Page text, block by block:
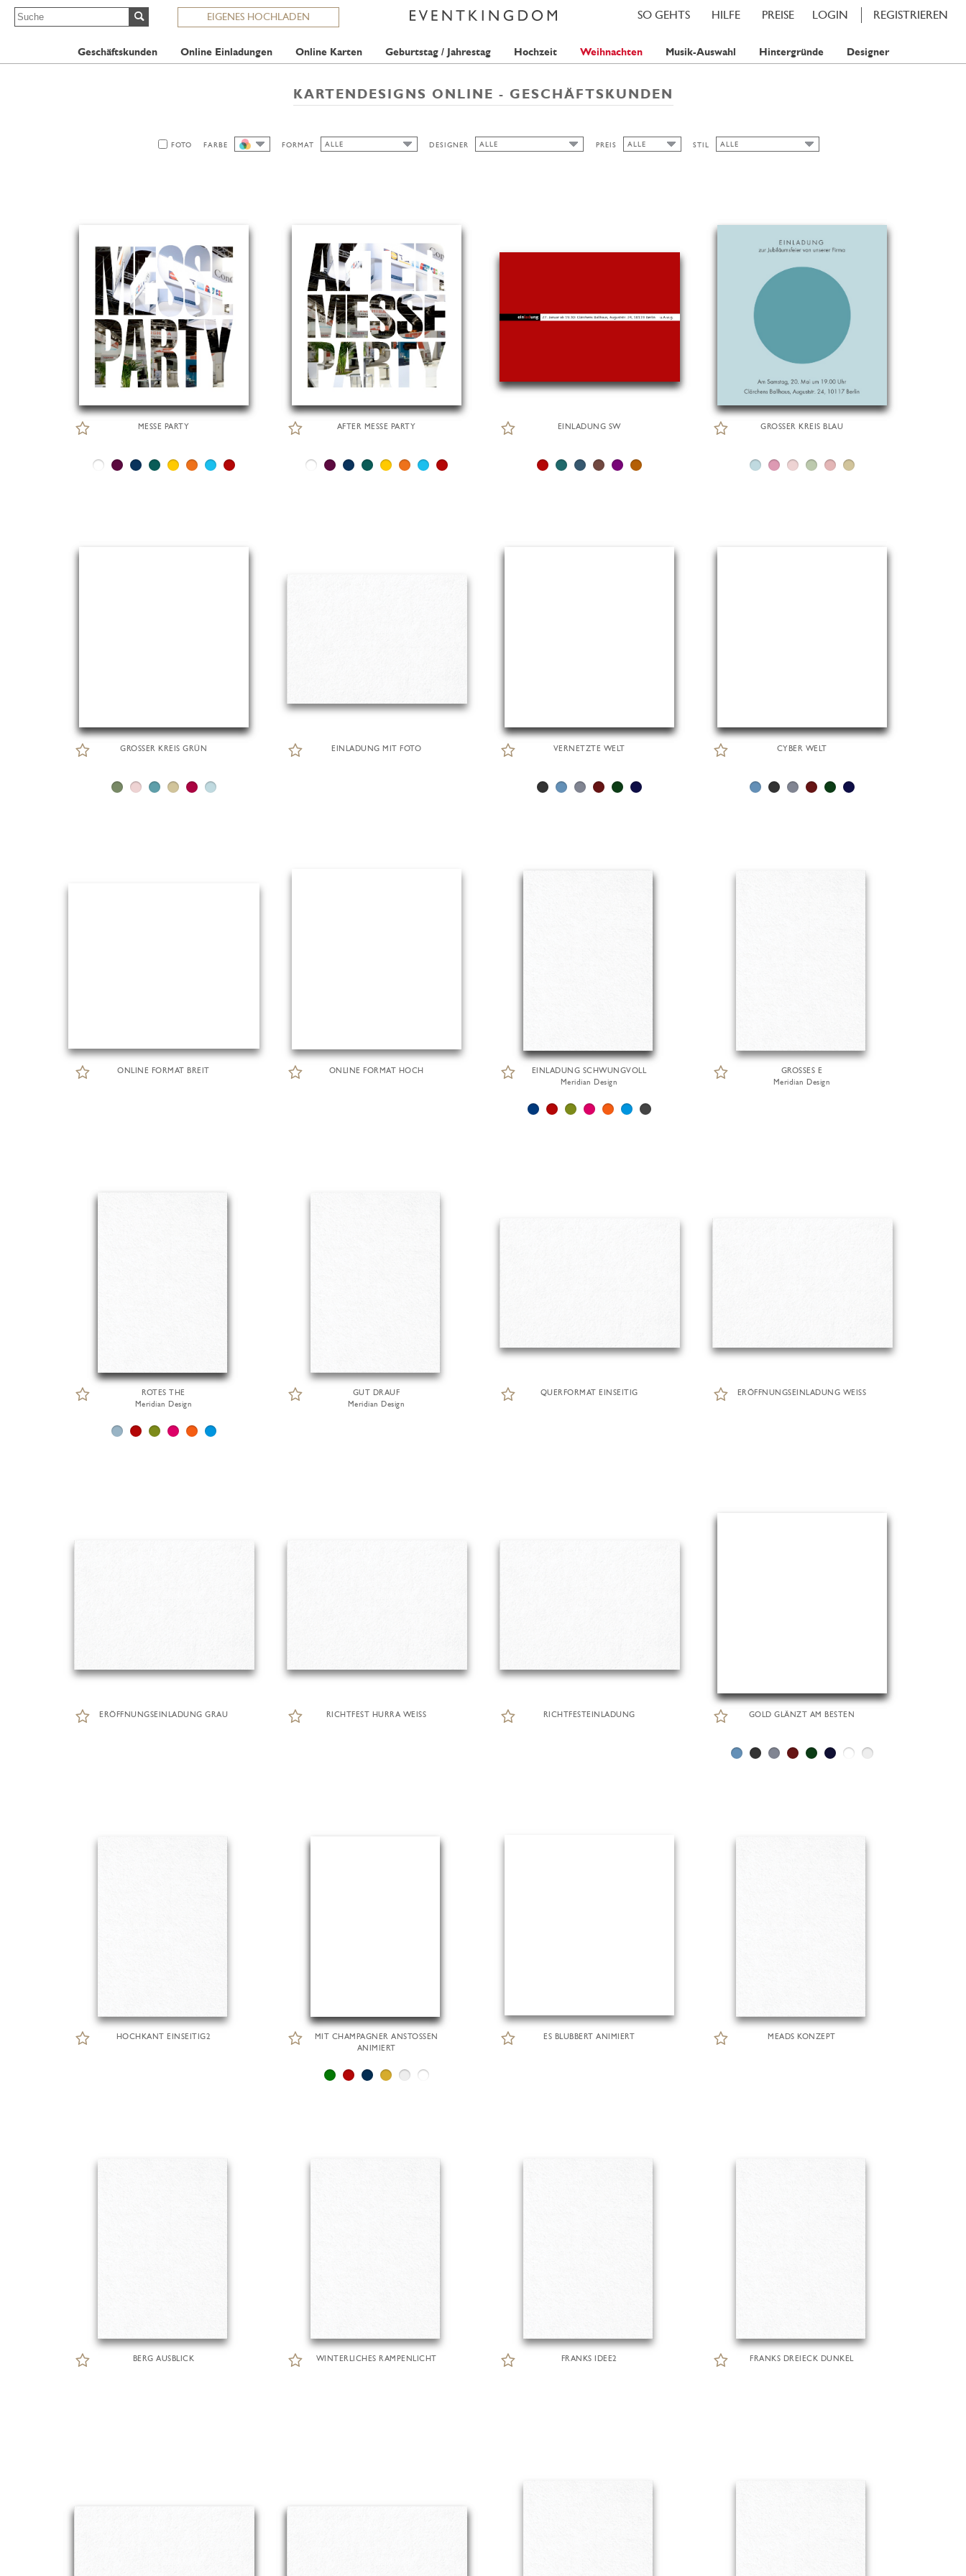
EIGENES HOCHLADEN LOGIN REGISTRIEREN
PREISE
HILFE
SO GEHTS
Geschäftskunden Online Einladungen Online Karten Geburtstag / Jahrestag Hochzeit Weihnachten Musik-Auswahl Hintergründe Designer
KARTENDESIGNS ONLINE - GESCHÄFTSKUNDEN
FOTO
FARBE
FORMAT
QUER
HOCH/SCHMAL
QUADRAT
ALLE
DESIGNER
FREDERICK STRASCHE
ALLE
PREIS
ALLE
STIL
ALLE
MESSE PARTY AFTER MESSE PARTY EINLADUNG SW GROSSER KREIS BLAU
GROSSER KREIS GRÜN EINLADUNG MIT FOTO VERNETZTE WELT CYBER WELT
ONLINE FORMAT BREIT ONLINE FORMAT HOCH
EINLADUNG SCHWUNGVOLL
Meridian Design
GROSSES E
Meridian Design
ROTES THE
Meridian Design
GUT DRAUF
Meridian Design
QUERFORMAT EINSEITIG ERÖFFNUNGSEINLADUNG WEISS
ERÖFFNUNGSEINLADUNG GRAU RICHTFEST HURRA WEISS RICHTFESTEINLADUNG GOLD GLÄNZT AM BESTEN
HOCHKANT EINSEITIG2
MIT CHAMPAGNER ANSTOSSEN
ANIMIERT
ES BLUBBERT ANIMIERT MEADS KONZEPT
BERG AUSBLICK WINTERLICHES RAMPENLICHT FRANKS IDEE2 FRANKS DREIECK DUNKEL